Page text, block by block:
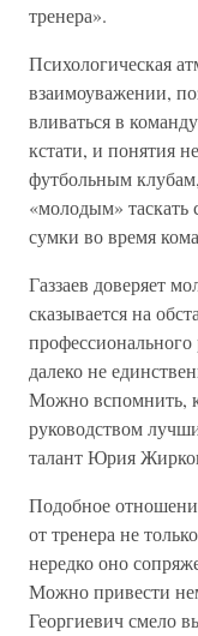
тренера».
Психологическая
взаимоуважении,
вливаться в
кстати, и понятия
футбольным
«молодым» таскать
сумки во время
Газзаев доверяет
сказывается на
далеко не
Можно вспомнить,
руководством
талант Юрия
Подобное
от тренера не
нередко оно
Можно привести
Георгиевич смело